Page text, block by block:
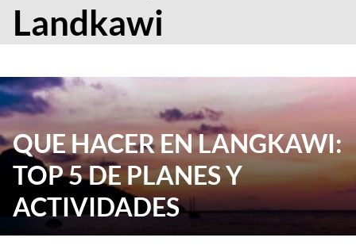
Landkawi
QUE HACER EN LANGKAWI:
TOP 5 DE PLANES Y
ACTIVIDADES